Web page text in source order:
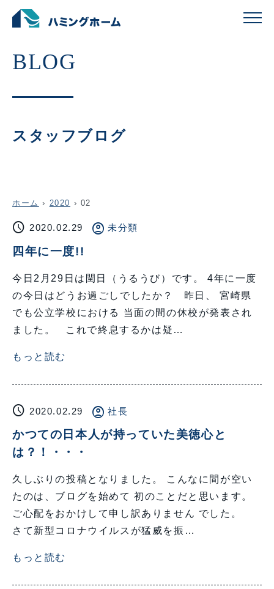
スタッフブログ
ホーム › 2020 › 02
schedule 2020.02.29 account_circle 未分類
四年に一度!!
今日2月29日は閏日（うるうび）です。 4年に一度
の今日はどうお過ごしでしたか？ 昨日、 宮崎県
でも公立学校における 当面の間の休校が発表され
ました。 これで終息するかは疑…
もっと読む
schedule 2020.02.29 account_circle 社長
かつての日本人が持っていた美徳心と
は？！・・・
久しぶりの投稿となりました。 こんなに間が空い
たのは、ブログを始めて 初のことだと思います。
ご心配をおかけして申し訳ありません でした。
さて新型コロナウイルスが猛威を振…
もっと読む